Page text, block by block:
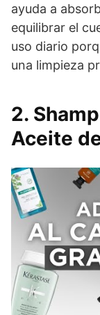
ayuda a
equilibrar el
uso diario
una limpieza
2.
Aceite